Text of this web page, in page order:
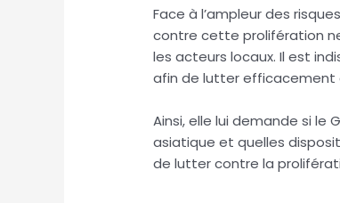
Face à l’ampleur des
contre cette prolifération
les acteurs locaux. Il est
afin de lutter efficacement
Ainsi, elle lui demande si le
asiatique et quelles
de lutter contre la